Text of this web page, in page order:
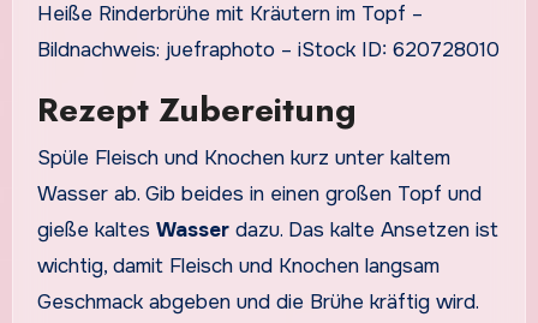
Heiße Rinderbrühe mit Kräutern im Topf –
Bildnachweis: juefraphoto – iStock ID: 620728010
Rezept Zubereitung
Spüle Fleisch und Knochen kurz unter kaltem
Wasser ab. Gib beides in einen großen Topf und
gieße kaltes Wasserdazu. Das kalte Ansetzen ist
wichtig, damit Fleisch und Knochen langsam
Geschmack abgeben und die Brühe kräftig wird.